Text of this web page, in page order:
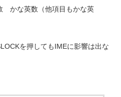
かな英数（他項目もかな英
を押してもIMEに影響は出な